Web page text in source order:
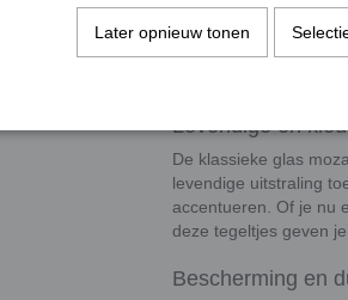
: Trek de
Levendige en
De klassieke glas
levendige uitstraling
accentueren. Of je nu
deze tegeltjes geven
Bescherming en
Later opnieuw tonen